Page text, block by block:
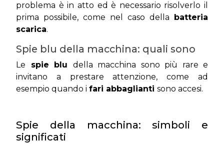
problema è in atto ed è necessario risolverlo il
prima possibile, come nel caso della
batteria
scarica.
Spie blu della macchina: quali sono
Le spie blu della macchina sono più rare e
invitano a prestare attenzione, come ad
esempio quando i fari abbaglianti sono accesi.
Spie della macchina: simboli e
significati